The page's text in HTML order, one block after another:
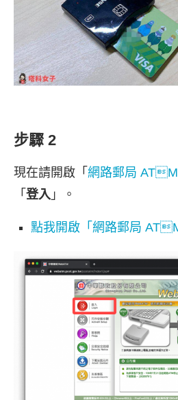
步驟 2
現在請開啟「 網路郵局 ATM
「 登入 」。
點我開啟「網路郵局